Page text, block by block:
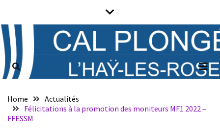
content
Prochains
évènements
Notice
Il n’y a pas
d’évènements
Horaires
content
CAL PLONGÉE
Club associatif de plongée sous-
marine de L'Haÿ-les-Roses (94)
Home
Actualités
Félicitations à la promotion des moniteurs MF1 2022 –
FFESSM